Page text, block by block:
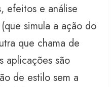
efeitos e análise
simula a ação do
que chama de
aplicações são
de estilo sem a